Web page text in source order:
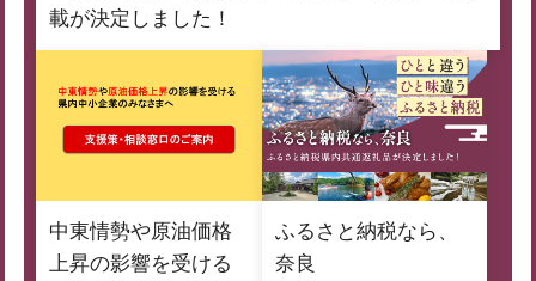
載が決定しました！
中東情勢や原油価格
上昇の影響を受ける
ふるさと納税なら、
奈良